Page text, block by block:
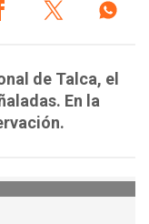
de Talca, el
En la